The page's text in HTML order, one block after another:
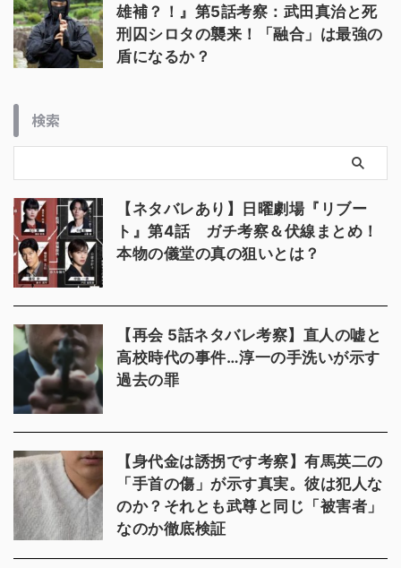
雄補？！』第5話考察：武田真治と死
刑囚シロタの襲来！「融合」は最強の
盾になるか？
検索
【ネタバレあり】日曜劇場『リブー
ト』第4話 ガチ考察＆伏線まとめ！
本物の儀堂の真の狙いとは？
【再会 5話ネタバレ考察】直人の嘘と
高校時代の事件…淳一の手洗いが示す
過去の罪
【身代金は誘拐です考察】有馬英二の
「手首の傷」が示す真実。彼は犯人な
のか？それとも武尊と同じ「被害者」
なのか徹底検証